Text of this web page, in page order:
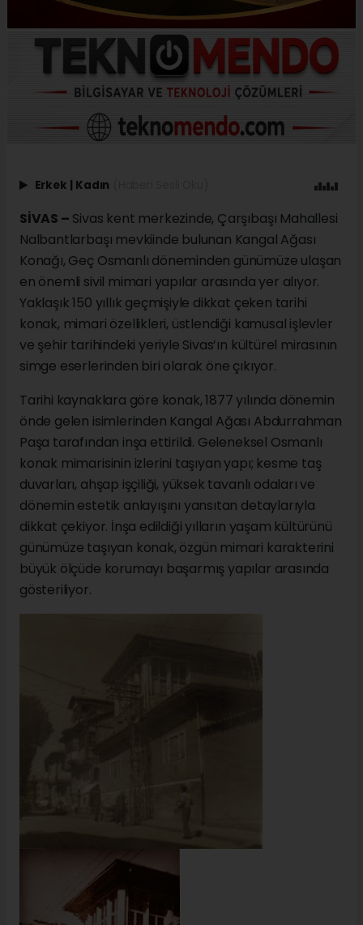
Erkek | Kadın
SİVAS – Sivas kent merkezinde, Çarşıbaşı Mahallesi
Nalbantlarbaşı mevkiinde bulunan Kangal Ağası
Konağı, Geç Osmanlı döneminden günümüze ulaşan
en önemli sivil mimari yapılar arasında yer alıyor.
Yaklaşık 150 yıllık geçmişiyle dikkat çeken tarihi
konak, mimari özellikleri, üstlendiği kamusal işlevler
ve şehir tarihindeki yeriyle Sivas’ın kültürel mirasının
simge eserlerinden biri olarak öne çıkıyor.
Tarihi kaynaklara göre konak, 1877 yılında dönemin
önde gelen isimlerinden Kangal Ağası Abdurrahman
Paşa tarafından inşa ettirildi. Geleneksel Osmanlı
konak mimarisinin izlerini taşıyan yapı; kesme taş
duvarları, ahşap işçiliği, yüksek tavanlı odaları ve
dönemin estetik anlayışını yansıtan detaylarıyla
dikkat çekiyor. İnşa edildiği yılların yaşam kültürünü
günümüze taşıyan konak, özgün mimari karakterini
büyük ölçüde korumayı başarmış yapılar arasında
gösteriliyor.